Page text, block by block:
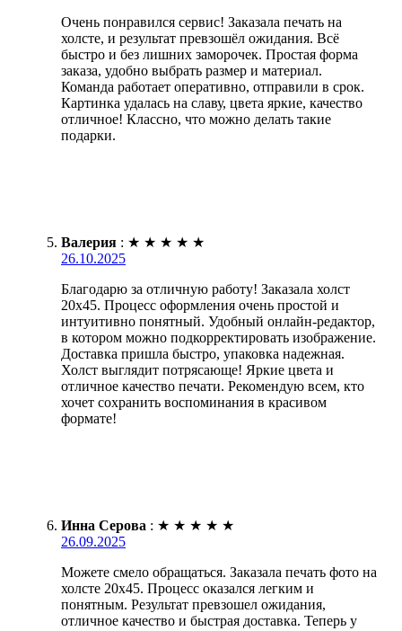
Очень понравился сервис! Заказала печать на
холсте, и результат превзошёл ожидания. Всё
быстро и без лишних заморочек. Простая форма
заказа, удобно выбрать размер и материал.
Команда работает оперативно, отправили в срок.
Картинка удалась на славу, цвета яркие, качество
отличное! Классно, что можно делать такие
подарки.
Валерия : ★ ★ ★ ★ ★
26.10.2025
Благодарю за отличную работу! Заказала холст
20х45. Процесс оформления очень простой и
интуитивно понятный. Удобный онлайн-редактор,
в котором можно подкорректировать изображение.
Доставка пришла быстро, упаковка надежная.
Холст выглядит потрясающе! Яркие цвета и
отличное качество печати. Рекомендую всем, кто
хочет сохранить воспоминания в красивом
формате!
Инна Серова : ★ ★ ★ ★ ★
26.09.2025
Можете смело обращаться. Заказала печать фото на
холсте 20х45. Процесс оказался легким и
понятным. Результат превзошел ожидания,
отличное качество и быстрая доставка. Теперь у